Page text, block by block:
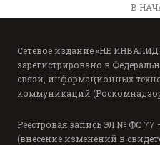
В
Сетевое издание «НЕ
зарегистрировано в
связи, информационных
коммуникаций
Реестровая запись ЭЛ № ФС 77 –
(внесение изменений в